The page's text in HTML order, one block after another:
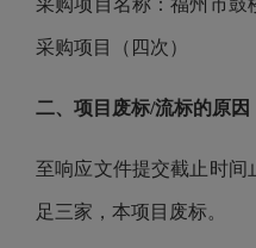
采购项目名称：福州市鼓
采购项目（ 四次）
二、项目废标/流标的原因
至响应文件提交截止时间
足三家，本项目废标。